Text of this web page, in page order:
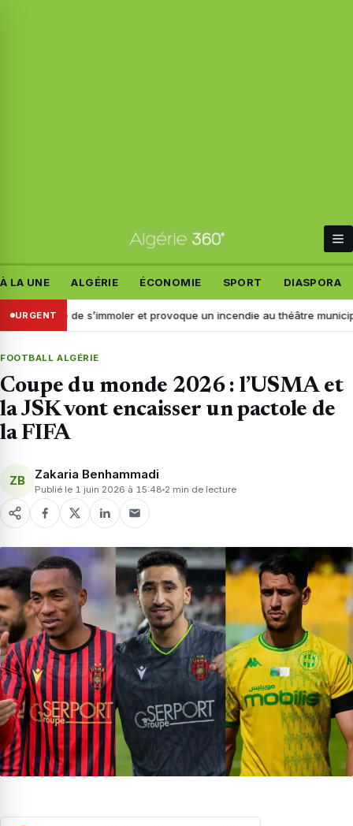
À LA UNE ALGÉRIE ÉCONOMIE SPORT DIASPORA
URGENT
de s’immoler et provoque un incendie au théâtre municipal :
FOOTBALL ALGÉRIE
Coupe du monde 2026 : l’USMA et
la JSK vont encaisser un pactole de
la FIFA
ZB Zakaria Benhammadi
Publié le 1 juin 2026 à 15:48 2 min de lecture